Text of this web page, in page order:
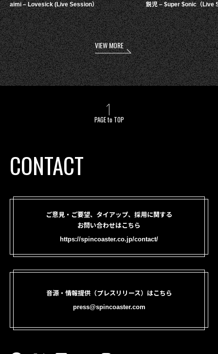
aimi – Lovesick (Live Session） 鋭児 – $uper $onic（Live
VIEW MORE
PAGE to TOP
CONTACT
ご意見・ご要望、タイアップ、採用に関する
お問い合わせはこちら
https://spincoaster.co.jp/contact/
音源・情報提供（プレスリリース）はこちら
press@spincoaster.com